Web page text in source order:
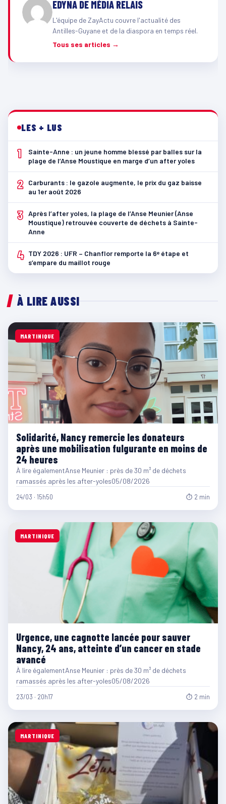
EDYNA DE MÉDIA RELAIS
L'équipe de ZayActu couvre l'actualité des
Antilles-Guyane et de la diaspora en temps réel.
Tous ses articles →
LES + LUS
1
Sainte-Anne : un jeune homme blessé par balles sur la
plage de l’Anse Moustique en marge d’un after yoles
2
Carburants : le gazole augmente, le prix du gaz baisse
au 1er août 2026
3 Après l’after yoles, la plage de l’Anse Meunier (Anse
Moustique) retrouvée couverte de déchets à Sainte-
Anne
4 TDY 2026 : UFR – Chanflor remporte la 6ᵉ étape et
s’empare du maillot rouge
À LIRE AUSSI
MARTINIQUE
Solidarité, Nancy remercie les donateurs
après une mobilisation fulgurante en moins de
24 heures
À lire égalementAnse Meunier : près de 30 m³ de déchets
ramassés après les after-yoles05/08/2026
24/03 · 15h50 ⏱ 2 min
MARTINIQUE
Urgence, une cagnotte lancée pour sauver
Nancy, 24 ans, atteinte d’un cancer en stade
avancé
À lire égalementAnse Meunier : près de 30 m³ de déchets
ramassés après les after-yoles05/08/2026
23/03 · 20h17 ⏱ 2 min
MARTINIQUE